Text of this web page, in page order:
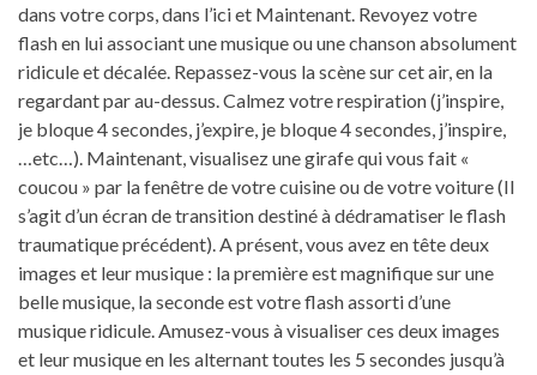
dans votre corps, dans l’ici et Maintenant. Revoyez votre
flash en lui associant une musique ou une chanson absolument
ridicule et décalée. Repassez-vous la scène sur cet air, en la
regardant par au-dessus. Calmez votre respiration (j’inspire,
je bloque 4 secondes, j’expire, je bloque 4 secondes, j’inspire,
…etc…). Maintenant, visualisez une girafe qui vous fait «
coucou » par la fenêtre de votre cuisine ou de votre voiture (Il
s’agit d’un écran de transition destiné à dédramatiser le flash
traumatique précédent). A présent, vous avez en tête deux
images et leur musique : la première est magnifique sur une
belle musique, la seconde est votre flash assorti d’une
musique ridicule. Amusez-vous à visualiser ces deux images
et leur musique en les alternant toutes les 5 secondes jusqu’à